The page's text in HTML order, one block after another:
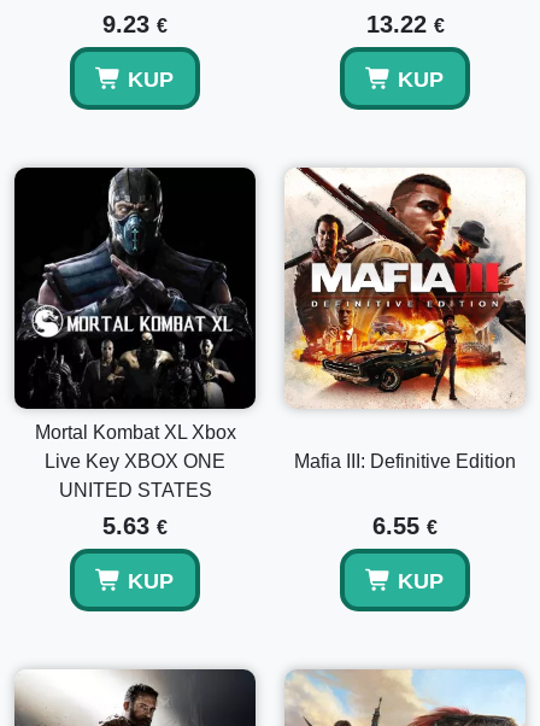
9.23 €
KUP
13.22 €
KUP
Mortal Kombat XL Xbox
Live Key XBOX ONE
UNITED STATES
5.63 €
KUP
Mafia III: Definitive Edition
6.55 €
KUP